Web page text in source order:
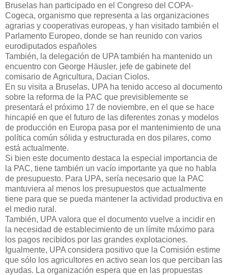
Bruselas han participado en el Congreso del COPA-
Cogeca, organismo que representa a las organizaciones
agrarias y cooperativas europeas, y han visitado también el
Parlamento Europeo, donde se han reunido con varios
eurodiputados españoles
También, la delegación de UPA también ha mantenido un
encuentro con George Häusler, jefe de gabinete del
comisario de Agricultura, Dacian Ciolos.
En su visita a Bruselas, UPA ha tenido acceso al documento
sobre la reforma de la PAC que previsiblemente se
presentará el próximo 17 de noviembre, en el que se hace
hincapié en que el futuro de las diferentes zonas y modelos
de producción en Europa pasa por el mantenimiento de una
política común sólida y estructurada en dos pilares, como
está actualmente.
Si bien este documento destaca la especial importancia de
la PAC, tiene también un vacío importante ya que no habla
de presupuesto. Para UPA, sería necesario que la PAC
mantuviera al menos los presupuestos que actualmente
tiene para que se pueda mantener la actividad productiva en
el medio rural.
También, UPA valora que el documento vuelve a incidir en
la necesidad de establecimiento de un límite máximo para
los pagos recibidos por las grandes explotaciones.
Igualmente, UPA considera positivo que la Comisión estime
que sólo los agricultores en activo sean los que perciban las
ayudas. La organización espera que en las propuestas